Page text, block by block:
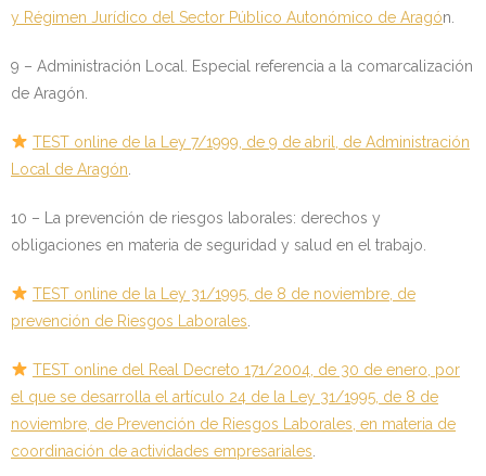
y Régimen Jurídico del Sector Público Autonómico de Aragón.
9 – Administración Local. Especial referencia a la comarcalización
de Aragón.
TEST online de la Ley 7/1999, de 9 de abril, de Administración
Local de Aragón
10 – La prevención de riesgos laborales: derechos y
obligaciones en materia de seguridad y salud en el trabajo.
TEST online de la Ley 31/1995, de 8 de noviembre, de
prevención de Riesgos Laborales
TEST online del Real Decreto 171/2004, de 30 de enero, por
el que se desarrolla el artículo 24 de la Ley 31/1995, de 8 de
noviembre, de Prevención de Riesgos Laborales, en materia de
coordinación de actividades empresariales